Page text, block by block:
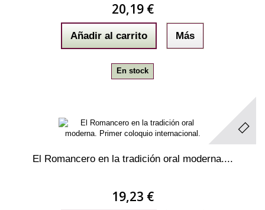
20,19 €
Añadir al carrito Más
En stock
El Romancero en la tradición oral moderna....
19,23 €